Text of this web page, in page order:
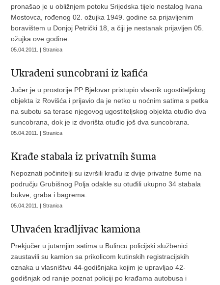
pronašao je u obližnjem potoku Srijedska tijelo nestalog Ivana
Mostovca, rođenog 02. ožujka 1949. godine sa prijavljenim
boravištem u Donjoj Petrički 18, a čiji je nestanak prijavljen 05.
ožujka ove godine.
05.04.2011. | Stranica
Ukradeni suncobrani iz kafića
Jučer je u prostorije PP Bjelovar pristupio vlasnik ugostiteljskog
objekta iz Rovišća i prijavio da je netko u noćnim satima s petka
na subotu sa terase njegovog ugostiteljskog objekta otuđio dva
suncobrana, dok je iz dvorišta otuđio još dva suncobrana.
05.04.2011. | Stranica
Krađe stabala iz privatnih šuma
Nepoznati počinitelji su izvršili krađu iz dvije privatne šume na
području Grubišnog Polja odakle su otuđili ukupno 34 stabala
bukve, graba i bagrema.
05.04.2011. | Stranica
Uhvaćen kradljivac kamiona
Prekjučer u jutarnjim satima u Bulincu policijski službenici
zaustavili su kamion sa prikolicom kutinskih registracijskih
oznaka u vlasništvu 44-godišnjaka kojim je upravljao 42-
godišnjak od ranije poznat policiji po krađama autobusa i